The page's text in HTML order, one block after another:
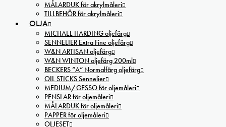
MÅLARDUK för akrylmåleri
TILLBEHÖR för akrylmåleri
OLJA
MICHAEL HARDING oljefärg
SENNELIER Extra Fine oljefärg
W&N ARTISAN oljefärg
W&N WINTON oljefärg 200ml
BECKERS ”A” Normalfärg oljefärg
OIL STICKS Sennelier
MEDIUM/GESSO för oljemåleri
PENSLAR för oljemåleri
MÅLARDUK för oljemåleri
PAPPER för oljemåleri
OLJESET